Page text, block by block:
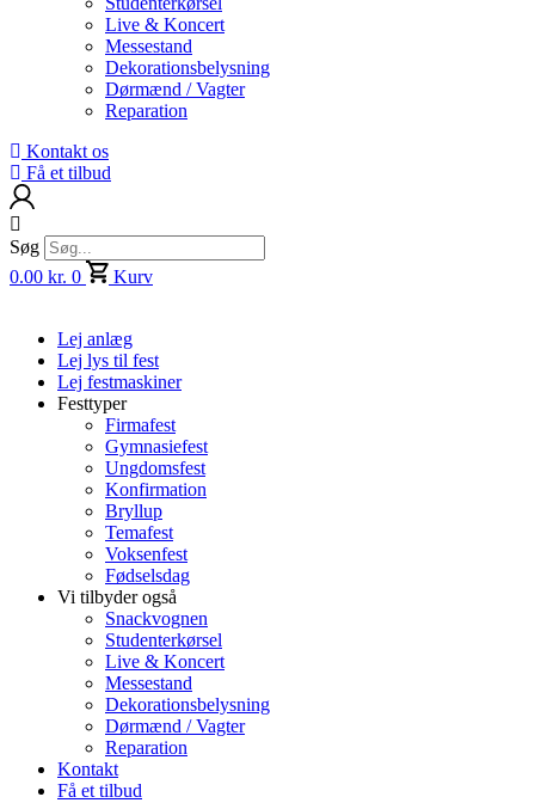
Live & Koncert
Messestand
Dekorationsbelysning
Dørmænd / Vagter
Reparation
Kontakt os
Få et tilbud
Søg
0.00 kr. 0 Kurv
Lej anlæg
Lej lys til fest
Lej festmaskiner
Festtyper
Firmafest
Gymnasiefest
Ungdomsfest
Konfirmation
Bryllup
Temafest
Voksenfest
Fødselsdag
Vi tilbyder også
Snackvognen
Studenterkørsel
Live & Koncert
Messestand
Dekorationsbelysning
Dørmænd / Vagter
Reparation
Kontakt
Få et tilbud